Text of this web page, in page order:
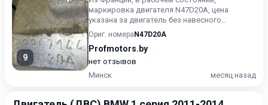
9
маркировка двигателя N47D20A, цена
указана за двигатель без навесного
оборудования (СТОЛБ), снят генератор,...
Ориг. номера N47D20A
Profmotors.by
нет отзывов
Минск
месяц назад